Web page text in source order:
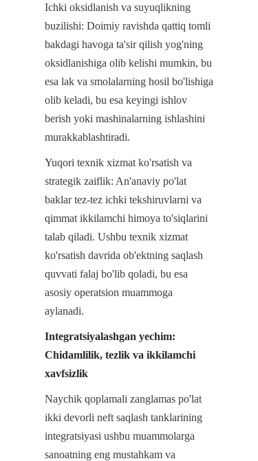
Ichki oksidlanish va suyuqlikning
buzilishi: Doimiy ravishda qattiq tomli
bakdagi havoga ta'sir qilish yog'ning
oksidlanishiga olib kelishi mumkin, bu
esa lak va smolalarning hosil bo'lishiga
olib keladi, bu esa keyingi ishlov
berish yoki mashinalarning ishlashini
murakkablashtiradi.
Yuqori texnik xizmat ko'rsatish va
strategik zaiflik: An'anaviy po'lat
baklar tez-tez ichki tekshiruvlarni va
qimmat ikkilamchi himoya to'siqlarini
talab qiladi. Ushbu texnik xizmat
ko'rsatish davrida ob'ektning saqlash
quvvati falaj bo'lib qoladi, bu esa
asosiy operatsion muammoga
aylanadi.
Integratsiyalashgan yechim:
Chidamlilik, tezlik va ikkilamchi
xavfsizlik
Naychik qoplamali zanglamas po'lat
ikki devorli neft saqlash tanklarining
integratsiyasi ushbu muammolarga
sanoatning eng mustahkam va